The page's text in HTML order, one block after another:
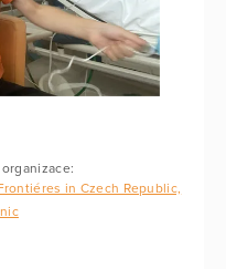
in Czech Republic,